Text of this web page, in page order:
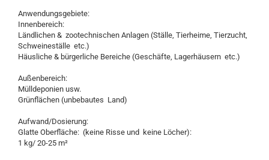
Anwendungsgebiete:
Innenbereich:
Ländlichen & zootechnischen Anlagen (Ställe, Tierheime, Tierzucht,
Schweineställe etc.)
Häusliche & bürgerliche Bereiche (Geschäfte, Lagerhäusern etc.)
Außenbereich:
Mülldeponien usw.
Grünflächen (unbebautes Land)
Aufwand/Dosierung:
Glatte Oberfläche: (keine Risse und keine Löcher):
1 kg/ 20-25 m²